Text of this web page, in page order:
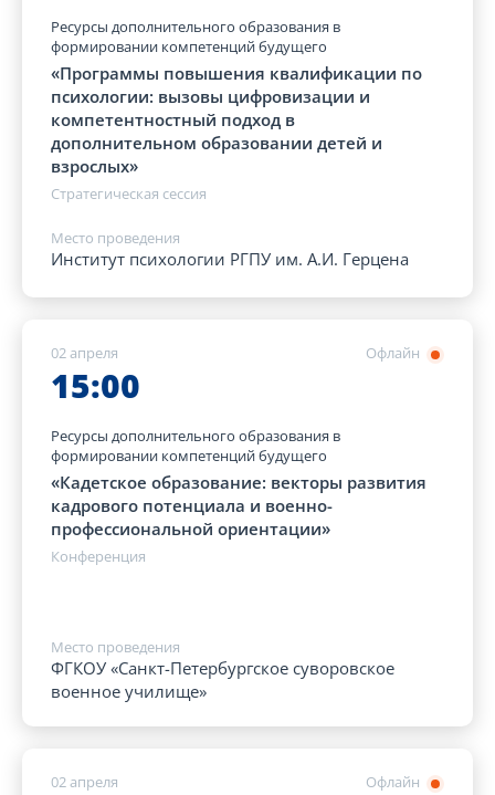
Ресурсы дополнительного образования в
формировании компетенций будущего
«Программы повышения квалификации по
психологии: вызовы цифровизации и
компетентностный подход в
дополнительном образовании детей и
взрослых»
Стратегическая сессия
Место проведения
Институт психологии РГПУ им. А.И. Герцена
Офлайн
02 апреля
15:00
Ресурсы дополнительного образования в
формировании компетенций будущего
«Кадетское образование: векторы развития
кадрового потенциала и военно-
профессиональной ориентации»
Конференция
Место проведения
ФГКОУ «Санкт-Петербургское суворовское
военное училище»
Офлайн
02 апреля